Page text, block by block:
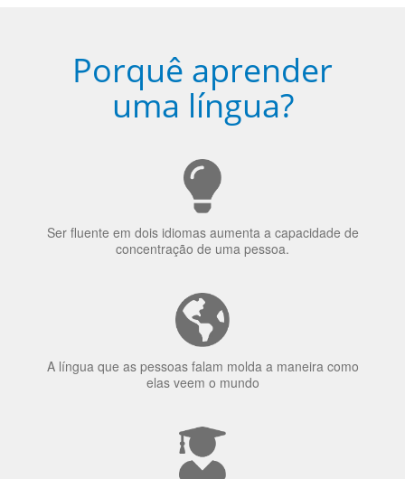
Porquê aprender
uma língua?
concentração de uma pessoa.
elas veem o mundo